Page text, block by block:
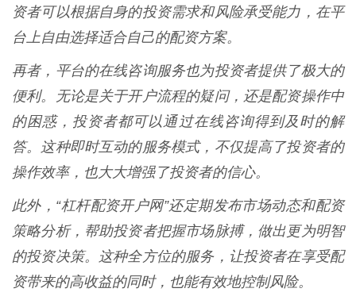
资者可以根据自身的投资需求和风险承受能力，在平
台上自由选择适合自己的配资方案。
再者，平台的在线咨询服务也为投资者提供了极大的
便利。无论是关于开户流程的疑问，还是配资操作中
的困惑，投资者都可以通过在线咨询得到及时的解
答。这种即时互动的服务模式，不仅提高了投资者的
操作效率，也大大增强了投资者的信心。
此外，“杠杆配资开户网”还定期发布市场动态和配资
策略分析，帮助投资者把握市场脉搏，做出更为明智
的投资决策。这种全方位的服务，让投资者在享受配
资带来的高收益的同时，也能有效地控制风险。